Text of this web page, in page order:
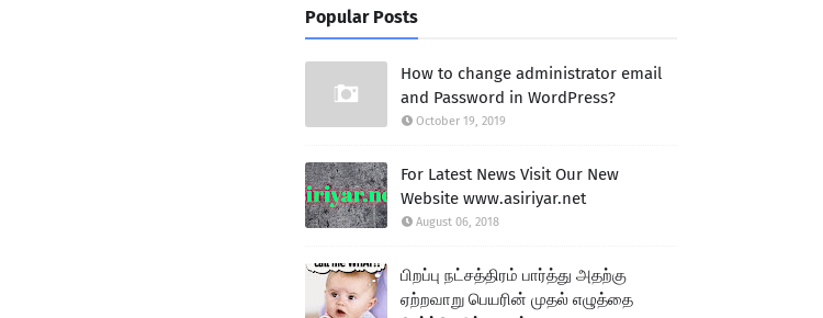
Popular Posts
How to change administrator email
and Password in WordPress?
October 19, 2019
For Latest News Visit Our New
Website www.asiriyar.net
August 06, 2018
பிறப்பு நட்சத்திரம் பார்த்து அதற்கு
ஏற்றவாறு பெயரின் முதல் எழுத்தை